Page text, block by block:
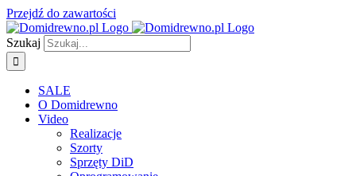
Przejdź do zawartości
Szukaj
SALE
O Domidrewno
Video
Realizacje
Szorty
Sprzęty DiD